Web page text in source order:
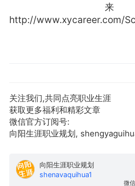
来
http://www.xycareer.com/
关注我们,共同点亮职业生涯
获取更多福利和精彩文章
微信官方订阅号:
向阳生涯职业规划,
微
向阳生涯职业规划
shenavaquihua1